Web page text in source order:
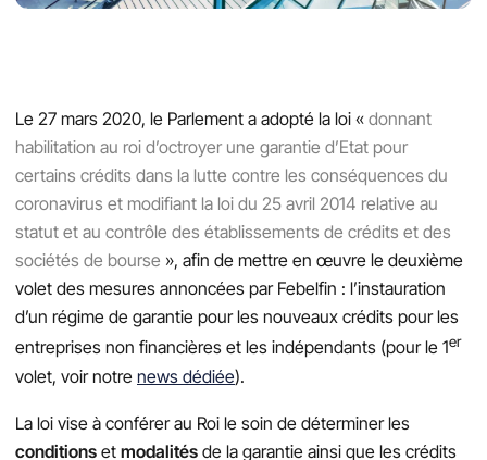
Le 27 mars 2020, le Parlement a adopté la loi « donnant
habilitation au roi d’octroyer une garantie d’Etat pour
certains crédits dans la lutte contre les conséquences du
coronavirus et modifiant la loi du 25 avril 2014 relative au
statut et au contrôle des établissements de crédits et des
sociétés de bourse », afin de mettre en œuvre le deuxième
volet des mesures annoncées par Febelfin : l’instauration
d’un régime de garantie pour les nouveaux crédits pour les
entreprises non financières et les indépendants (pour le 1er
volet, voir notre news dédiée).
La loi vise à conférer au Roi le soin de déterminer les
conditions et modalités de la garantie ainsi que les crédits